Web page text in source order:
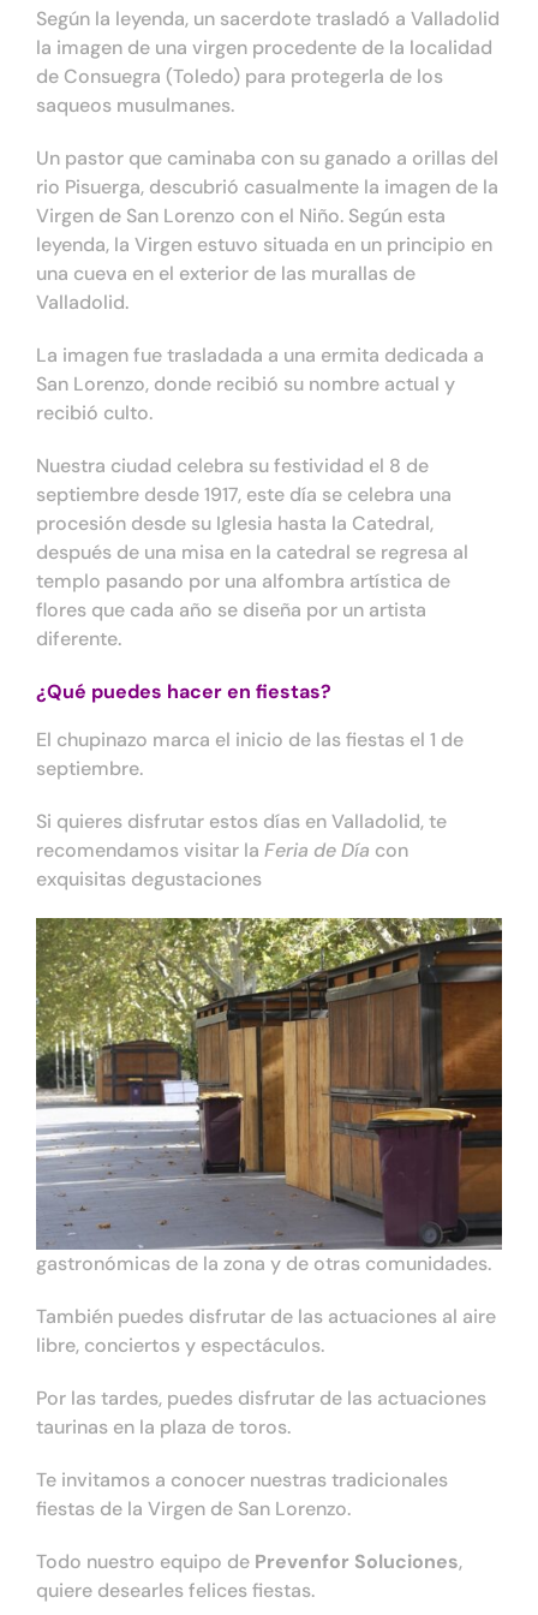
Según la leyenda, un sacerdote trasladó a Valladolid
la imagen de una virgen procedente de la localidad
de Consuegra (Toledo) para protegerla de los
saqueos musulmanes.
Un pastor que caminaba con su ganado a orillas del
rio Pisuerga, descubrió casualmente la imagen de la
Virgen de San Lorenzo con el Niño. Según esta
leyenda, la Virgen estuvo situada en un principio en
una cueva en el exterior de las murallas de
Valladolid.
La imagen fue trasladada a una ermita dedicada a
San Lorenzo, donde recibió su nombre actual y
recibió culto.
Nuestra ciudad celebra su festividad el 8 de
septiembre desde 1917, este día se celebra una
procesión desde su Iglesia hasta la Catedral,
después de una misa en la catedral se regresa al
templo pasando por una alfombra artística de
flores que cada año se diseña por un artista
diferente.
¿Qué puedes hacer en fiestas?
El chupinazo marca el inicio de las fiestas el 1 de
septiembre.
Si quieres disfrutar estos días en Valladolid, te
recomendamos visitar la Feria de Día con
exquisitas degustaciones
gastronómicas de la zona y de otras comunidades.
También puedes disfrutar de las actuaciones al aire
libre, conciertos y espectáculos.
Por las tardes, puedes disfrutar de las actuaciones
taurinas en la plaza de toros.
Te invitamos a conocer nuestras tradicionales
fiestas de la Virgen de San Lorenzo.
Todo nuestro equipo de Prevenfor Soluciones,
quiere desearles felices fiestas.